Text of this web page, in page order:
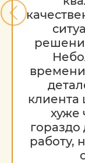
клиента
хуже
работу,